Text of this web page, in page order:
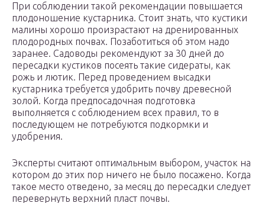
При соблюдении такой рекомендации повышается
плодоношение кустарника. Стоит знать, что кустики
малины хорошо произрастают на дренированных
плодородных почвах. Позаботиться об этом надо
заранее. Садоводы рекомендуют за 30 дней до
пересадки кустиков посеять такие сидераты, как
рожь и лютик. Перед проведением высадки
кустарника требуется удобрить почву древесной
золой. Когда предпосадочная подготовка
выполняется с соблюдением всех правил, то в
последующем не потребуются подкормки и
удобрения.
Эксперты считают оптимальным выбором, участок на
котором до этих пор ничего не было посажено. Когда
такое место отведено, за месяц до пересадки следует
перевернуть верхний пласт почвы.